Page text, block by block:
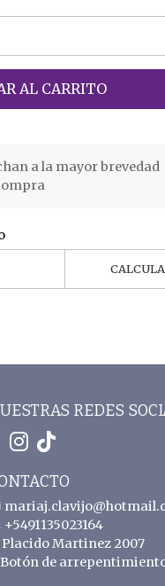
AL CARRITO
a la mayor brevedad
REDES
+5491135023164
Placido Martinez 2007
Botón de